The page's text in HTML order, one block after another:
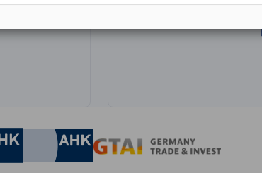
Industrie- und Handelskammer
Industrie- und Handelskammer
AHK.de